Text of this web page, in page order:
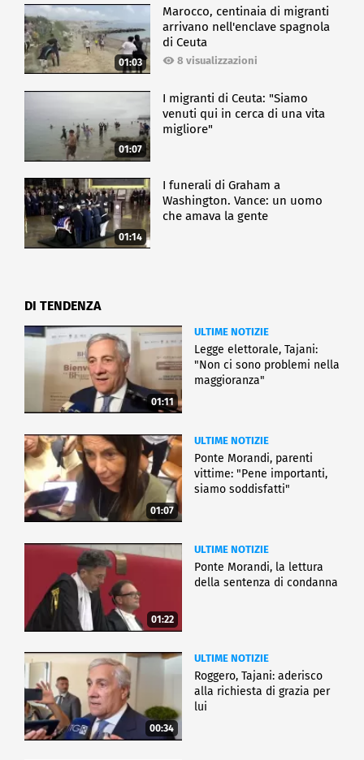
01:03
Marocco, centinaia di migranti
arrivano nell'enclave spagnola
di Ceuta
8 visualizzazioni
01:07
I migranti di Ceuta: "Siamo
venuti qui in cerca di una vita
migliore"
01:14
I funerali di Graham a
Washington. Vance: un uomo
che amava la gente
DI TENDENZA
01:11
ULTIME NOTIZIE
Legge elettorale, Tajani:
"Non ci sono problemi nella
maggioranza"
01:07
ULTIME NOTIZIE
Ponte Morandi, parenti
vittime: "Pene importanti,
siamo soddisfatti"
01:22
ULTIME NOTIZIE
Ponte Morandi, la lettura
della sentenza di condanna
00:34
ULTIME NOTIZIE
Roggero, Tajani: aderisco
alla richiesta di grazia per
lui